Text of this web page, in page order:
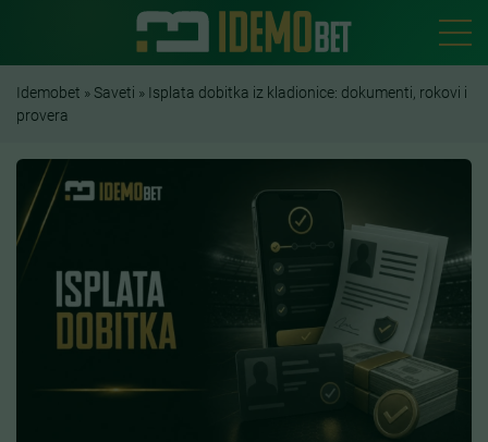
Idemobet » Saveti » Isplata dobitka iz kladionice: dokumenti, rokovi i
provera